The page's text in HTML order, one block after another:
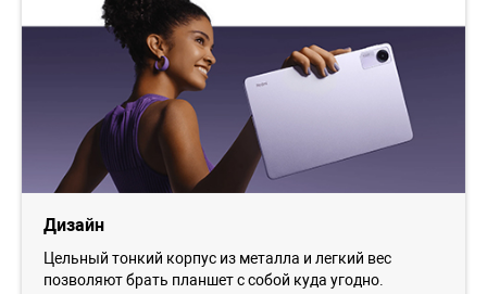
Дизайн
Цельный тонкий корпус из металла и легкий вес
позволяют брать планшет с собой куда угодно.